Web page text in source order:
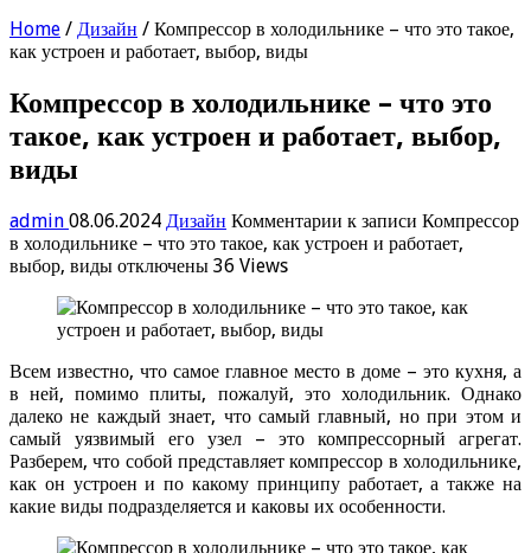
Home / Дизайн / Компрессор в холодильнике – что это такое,
как устроен и работает, выбор, виды
Компрессор в холодильнике – что это
такое, как устроен и работает, выбор,
виды
admin 08.06.2024 Дизайн Комментарии к записи Компрессор
в холодильнике – что это такое, как устроен и работает,
выбор, виды отключены 36 Views
Всем известно, что самое главное место в доме – это кухня, а
в ней, помимо плиты, пожалуй, это холодильник. Однако
далеко не каждый знает, что самый главный, но при этом и
самый уязвимый его узел – это компрессорный агрегат.
Разберем, что собой представляет компрессор в холодильнике,
как он устроен и по какому принципу работает, а также на
какие виды подразделяется и каковы их особенности.